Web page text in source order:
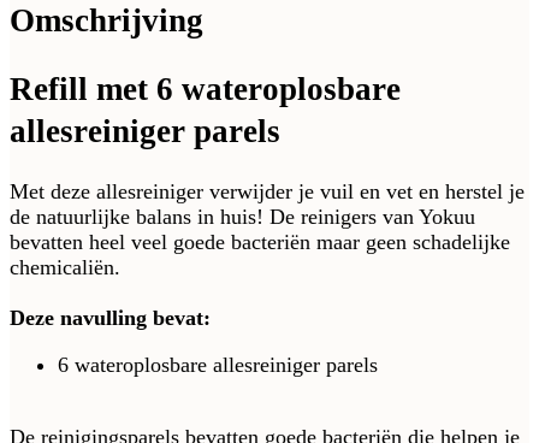
Omschrijving
Refill met 6 wateroplosbare
allesreiniger parels
Met deze allesreiniger verwijder je vuil en vet en herstel je
de natuurlijke balans in huis! De reinigers van Yokuu
bevatten heel veel goede bacteriën maar geen schadelijke
chemicaliën.
Deze navulling bevat:
6 wateroplosbare allesreiniger parels
De reinigingsparels bevatten goede bacteriën die helpen je